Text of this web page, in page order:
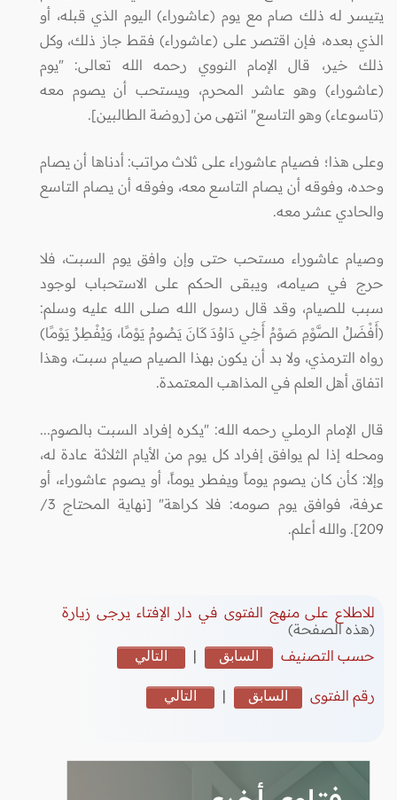
يتيسر له ذلك صام مع يوم (عاشوراء) اليوم الذي قبله، أو
الذي بعده، فإن اقتصر على (عاشوراء) فقط جاز ذلك، وكل
ذلك خير، قال الإمام النووي رحمه الله تعالى: "يوم
(عاشوراء) وهو عاشر المحرم، ويستحب أن يصوم معه
(تاسوعاء) وهو التاسع" انتهى من [روضة الطالبين].
وعلى هذا؛ فصيام عاشوراء على ثلاث مراتب: أدناها أن يصام
وحده، وفوقه أن يصام التاسع معه، وفوقه أن يصام التاسع
والحادي عشر معه.
وصيام عاشوراء مستحب حتى وإن وافق يوم السبت، فلا
حرج في صيامه، ويبقى الحكم على الاستحباب لوجود
سبب للصيام، وقد قال رسول الله صلى الله عليه وسلم:
(أَفْضَلُ الصَّوْمِ صَوْمُ أَخِي دَاوُدَ كَانَ يَصُومُ يَوْمًا، وَيُفْطِرُ يَوْمًا)
رواه الترمذي، ولا بد أن يكون بهذا الصيام صيام سبت، وهذا
اتفاق أهل العلم في المذاهب المعتمدة.
قال الإمام الرملي رحمه الله: "يكره إفراد السبت بالصوم...
ومحله إذا لم يوافق إفراد كل يوم من الأيام الثلاثة عادة له،
وإلا: كأن كان يصوم يوماً ويفطر يوماً، أو يصوم عاشوراء، أو
عرفة، فوافق يوم صومه: فلا كراهة" [نهاية المحتاج 3/
209]. والله أعلم.
للاطلاع على منهج الفتوى في دار الإفتاء يرجى زيارة
(هذه الصفحة)
حسب التصنيف
السابق | التالي
رقم الفتوى السابق | التالي